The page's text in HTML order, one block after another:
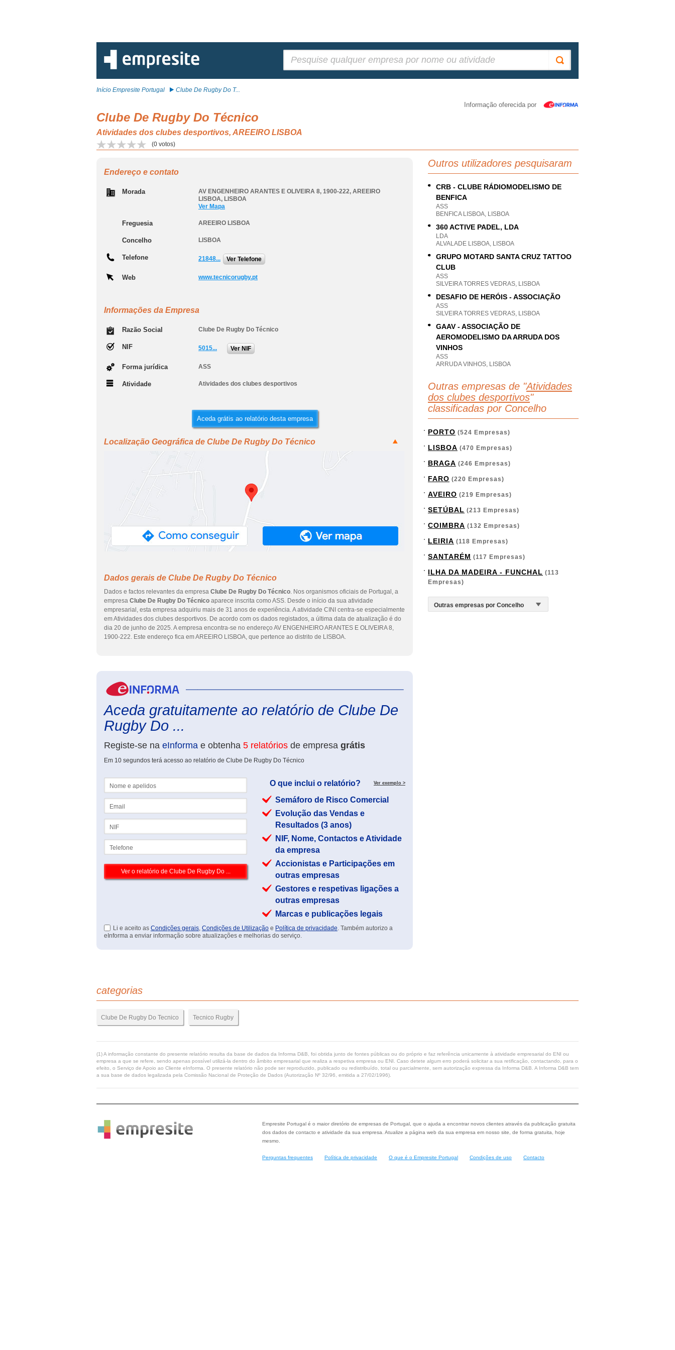
Início Empresite Portugal Clube De Rugby Do T...
Informação oferecida por
Clube De Rugby Do Técnico
Atividades dos clubes desportivos, AREEIRO LISBOA
(0 votos)
Endereço e contato
Morada AV ENGENHEIRO ARANTES E OLIVEIRA 8, 1900-222, AREEIRO
LISBOA, LISBOA
Ver Mapa
Freguesia AREEIRO LISBOA
Concelho LISBOA
Telefone 21848... Ver Telefone
Web www.tecnicorugby.pt
Informações da Empresa
Razão Social Clube De Rugby Do Técnico
NIF 5015... Ver NIF
Forma jurídica ASS
Atividade Atividades dos clubes desportivos
Aceda grátis ao relatório desta empresa
Localização Geográfica de Clube De Rugby Do Técnico
Dados gerais de Clube De Rugby Do Técnico
Dados e factos relevantes da empresa Clube De Rugby Do Técnico. Nos organismos oficiais de Portugal, a
empresa Clube De Rugby Do Técnico aparece inscrita como ASS. Desde o início da sua atividade
empresarial, esta empresa adquiriu mais de 31 anos de experiência. A atividade CINI centra-se especialmente
em Atividades dos clubes desportivos. De acordo com os dados registados, a última data de atualização é do
dia 20 de junho de 2025. A empresa encontra-se no endereço AV ENGENHEIRO ARANTES E OLIVEIRA 8,
1900-222. Este endereço fica em AREEIRO LISBOA, que pertence ao distrito de LISBOA.
Aceda gratuitamente ao relatório de Clube De
Rugby Do ...
Registe-se na eInforma e obtenha 5 relatórios de empresa grátis
Em 10 segundos terá acesso ao relatório de Clube De Rugby Do Técnico
O que inclui o relatório? Ver exemplo >
Semáforo de Risco Comercial
Evolução das Vendas e
Resultados (3 anos)
NIF, Nome, Contactos e Atividade
da empresa
Accionistas e Participações em
outras empresas
Gestores e respetivas ligações a
outras empresas
Marcas e publicações legais
Li e aceito as Condições gerais, Condições de Utilização e Política de privacidade. Também autorizo a
eInforma a enviar informação sobre atualizações e melhorias do serviço.
Outros utilizadores pesquisaram
CRB - CLUBE RÁDIOMODELISMO DE
BENFICA
ASS
BENFICA LISBOA, LISBOA
360 ACTIVE PADEL, LDA
LDA
ALVALADE LISBOA, LISBOA
GRUPO MOTARD SANTA CRUZ TATTOO
CLUB
ASS
SILVEIRA TORRES VEDRAS, LISBOA
DESAFIO DE HERÓIS - ASSOCIAÇÃO
ASS
SILVEIRA TORRES VEDRAS, LISBOA
GAAV - ASSOCIAÇÃO DE
AEROMODELISMO DA ARRUDA DOS
VINHOS
ASS
ARRUDA VINHOS, LISBOA
Outras empresas de "Atividades
dos clubes desportivos"
classificadas por Concelho
PORTO (524 Empresas)
LISBOA (470 Empresas)
BRAGA (246 Empresas)
FARO (220 Empresas)
AVEIRO (219 Empresas)
SETÚBAL (213 Empresas)
COIMBRA (132 Empresas)
LEIRIA (118 Empresas)
SANTARÉM (117 Empresas)
ILHA DA MADEIRA - FUNCHAL (113
Empresas)
categorias
Clube De Rugby Do Tecnico Tecnico Rugby
(1) A informação constante do presente relatório resulta da base de dados da Informa D&B, foi obtida junto de fontes públicas ou do próprio e faz referência unicamente à atividade empresarial do ENI ou
empresa a que se refere, sendo apenas possível utilizá-la dentro do âmbito empresarial que realiza a respetiva empresa ou ENI. Caso detete algum erro poderá solicitar a sua retificação, contactando, para o
efeito, o Serviço de Apoio ao Cliente eInforma. O presente relatório não pode ser reproduzido, publicado ou redistribuído, total ou parcialmente, sem autorização expressa da Informa D&B. A Informa D&B tem
a sua base de dados legalizada pela Comissão Nacional de Proteção de Dados (Autorização Nº 32/96, emitida a 27/02/1996).
Empresite Portugal é o maior diretório de empresas de Portugal, que o ajuda a encontrar novos clientes através da publicação gratuita
dos dados de contacto e atividade da sua empresa. Atualize a página web da sua empresa em nosso site, de forma gratuita, hoje
mesmo.
Perguntas frequentes Política de privacidade O que é o Empresite Portugal Condições de uso Contacto